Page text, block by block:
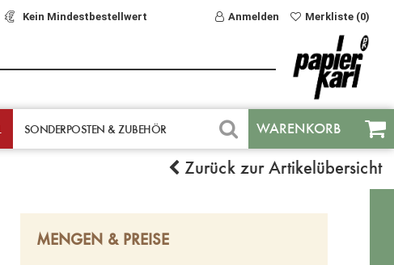
Kein Mindestbestellwert Anmelden Merkliste (0)
Zurück zur Artikelübersicht
SONDERPOSTEN & ZUBEHÖR WARENKORB
MENGEN & PREISE